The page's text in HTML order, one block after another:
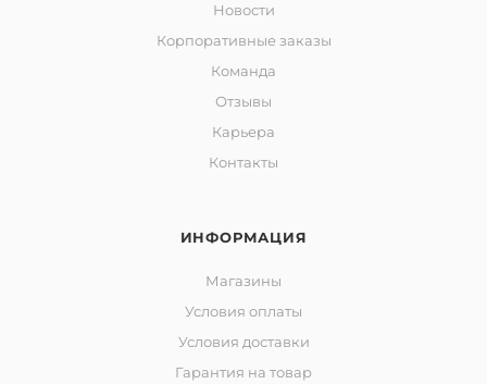
Новости
Корпоративные заказы
Команда
Отзывы
Карьера
Контакты
ИНФОРМАЦИЯ
Магазины
Условия оплаты
Условия доставки
Гарантия на товар